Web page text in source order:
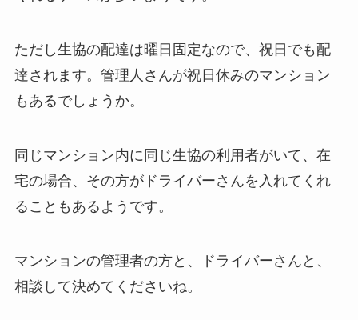
ただし生協の配達は曜日固定なので、祝日でも配
達されます。管理人さんが祝日休みのマンション
もあるでしょうか。
同じマンション内に同じ生協の利用者がいて、在
宅の場合、その方がドライバーさんを入れてくれ
ることもあるようです。
マンションの管理者の方と、ドライバーさんと、
相談して決めてくださいね。